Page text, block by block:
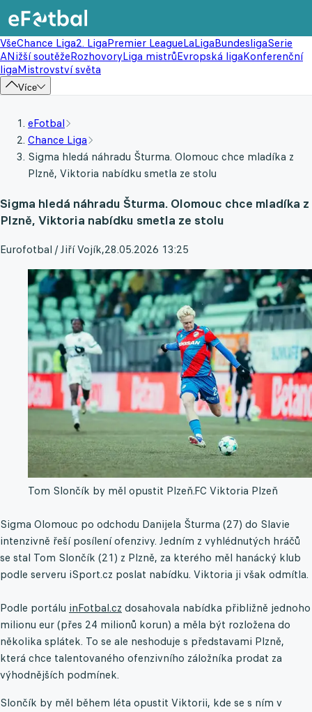
VšeChance Liga2. LigaPremier LeagueLaLigaBundesligaSerie
ANižší soutěžeRozhovoryLiga mistrůEvropská ligaKonferenční
ligaMistrovství světa
Více
eFotbal
Chance Liga
Sigma hledá náhradu Šturma. Olomouc chce mladíka z
Plzně, Viktoria nabídku smetla ze stolu
Sigma hledá náhradu Šturma. Olomouc chce mladíka z
Plzně, Viktoria nabídku smetla ze stolu
Eurofotbal / Jiří Vojík,28.05.2026 13:25
Tom Slončík by měl opustit Plzeň.FC Viktoria Plzeň
Sigma Olomouc po odchodu Danijela Šturma (27) do Slavie
intenzivně řeší posílení ofenzivy. Jedním z vyhlédnutých hráčů
se stal Tom Slončík (21) z Plzně, za kterého měl hanácký klub
podle serveru iSport.cz poslat nabídku. Viktoria ji však odmítla.
Podle portálu inFotbal.cz dosahovala nabídka přibližně jednoho
milionu eur (přes 24 milionů korun) a měla být rozložena do
několika splátek. To se ale neshoduje s představami Plzně,
která chce talentovaného ofenzivního záložníka prodat za
výhodnějších podmínek.
Slončík by měl během léta opustit Viktorii, kde se s ním v